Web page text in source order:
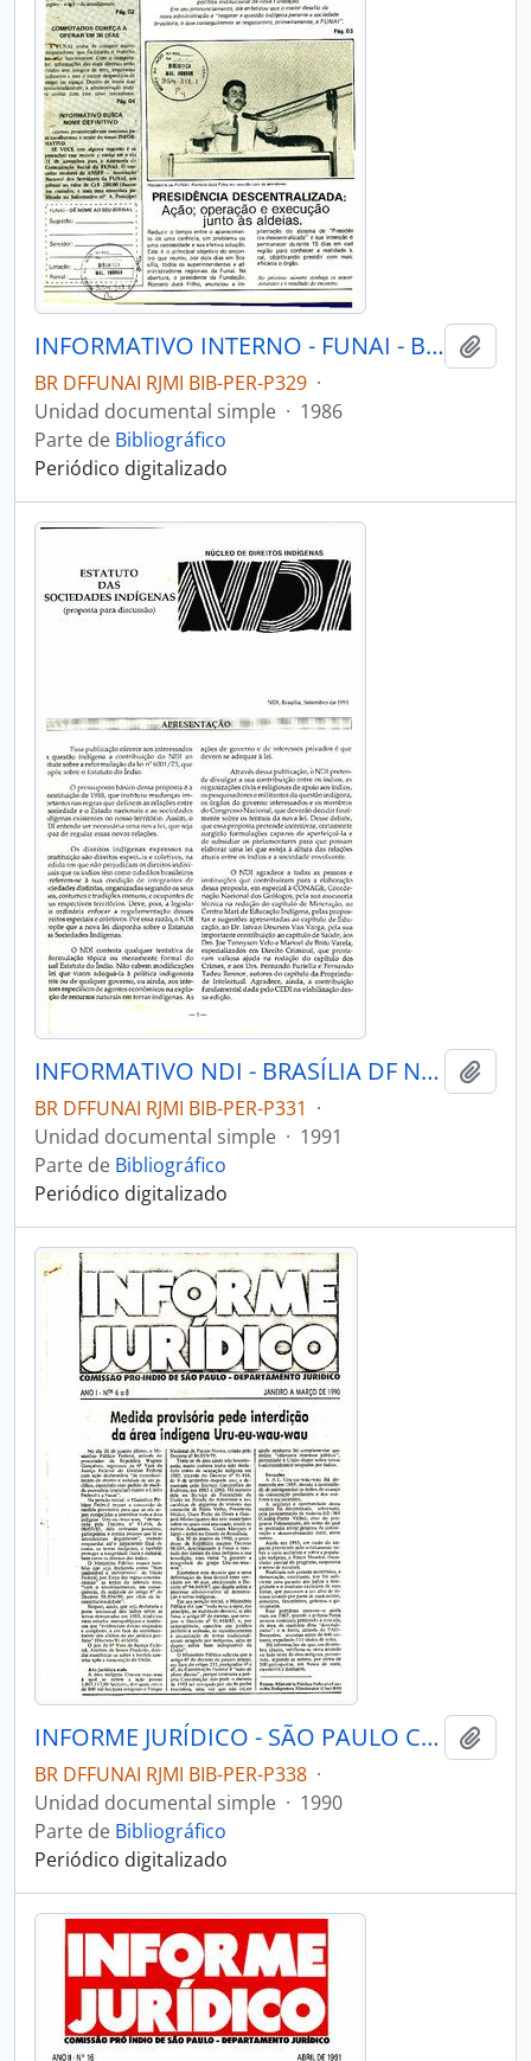
INFORMATIVO INTERNO - FUNAI - BRASÍLIA DF FUNAI - 1986 - Nº01
BR DFFUNAI RJMI BIB-PER-P329 ·
Unidad documental simple · 1986
Parte de Bibliográfico
Periódico digitalizado
INFORMATIVO NDI - BRASÍLIA DF NÚCLEO DE DIREITOS INDÍGENAS - 1991
BR DFFUNAI RJMI BIB-PER-P331 ·
Unidad documental simple · 1991
Parte de Bibliográfico
Periódico digitalizado
INFORME JURÍDICO - SÃO PAULO COMISSÃO PRÓ-ÍNDIO DE SÃO PAULO - DEPARTAMENTO JURÍDICO - 1990 - Nº06-08
BR DFFUNAI RJMI BIB-PER-P338 ·
Unidad documental simple · 1990
Parte de Bibliográfico
Periódico digitalizado